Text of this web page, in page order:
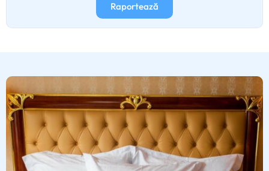
Raportează